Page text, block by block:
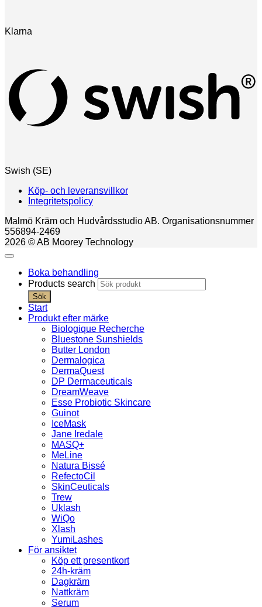
Klarna
Swish (SE)
Köp- och leveransvillkor
Integritetspolicy
Malmö Kräm och Hudvårdsstudio AB. Organisationsnummer
556894-2469
2026 © AB Moorey Technology
Boka behandling
Products search
Sök
Start
Produkt efter märke
Biologique Recherche
Bluestone Sunshields
Butter London
Dermalogica
DermaQuest
DP Dermaceuticals
DreamWeave
Esse Probiotic Skincare
Guinot
IceMask
Jane Iredale
MASQ+
MeLine
Natura Bissé
RefectoCil
SkinCeuticals
Trew
Uklash
WiQo
Xlash
YumiLashes
För ansiktet
Köp ett presentkort
24h-kräm
Dagkräm
Nattkräm
Serum